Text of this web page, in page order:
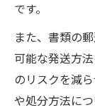
です。
また、書類の
可能な発送方
のリスクを減
や処分方法に